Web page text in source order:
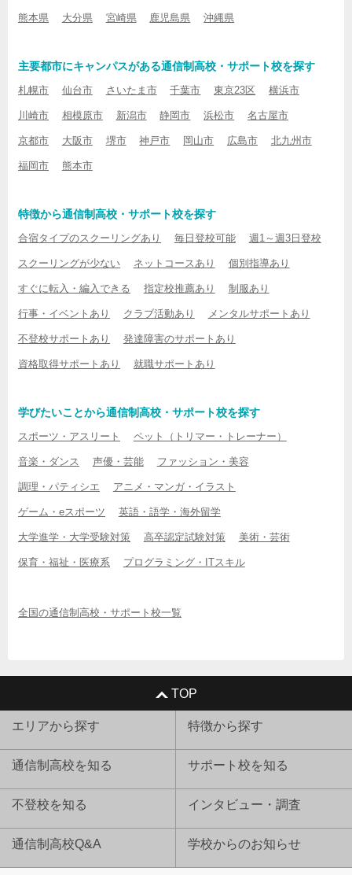
熊本県 大分県 宮崎県 鹿児島県 沖縄県
主要都市にキャンパスがある通信制高校・サポート校を探す
札幌市 仙台市 さいたま市 千葉市 東京23区 横浜市
川崎市 相模原市 新潟市 静岡市 浜松市 名古屋市
京都市 大阪市 堺市 神戸市 岡山市 広島市 北九州市
福岡市 熊本市
特徴から通信制高校・サポート校を探す
合宿タイプのスクーリングあり 毎日登校可能 週1～週3日登校
スクーリングが少ない ネットコースあり 個別指導あり
すぐに転入・編入できる 指定校推薦あり 制服あり
行事・イベントあり クラブ活動あり メンタルサポートあり
不登校サポートあり 発達障害のサポートあり
資格取得サポートあり 就職サポートあり
学びたいことから通信制高校・サポート校を探す
スポーツ・アスリート ペット（トリマー・トレーナー）
音楽・ダンス 声優・芸能 ファッション・美容
調理・パティシエ アニメ・マンガ・イラスト
ゲーム・eスポーツ 英語・語学・海外留学
大学進学・大学受験対策 高卒認定試験対策 美術・芸術
保育・福祉・医療系 プログラミング・ITスキル
全国の通信制高校・サポート校一覧
TOP
エリアから探す 特徴から探す
通信制高校を知る サポート校を知る
不登校を知る インタビュー・調査
通信制高校Q&A 学校からのお知らせ